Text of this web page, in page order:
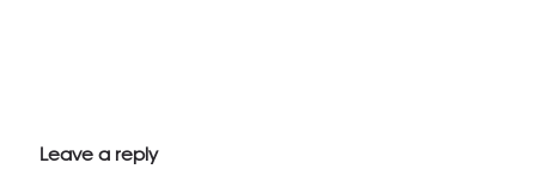
Leave a reply